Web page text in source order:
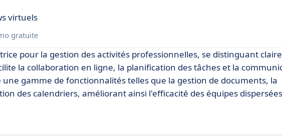
virtuels
gratuite
pour la gestion des activités professionnelles, se distinguant
la collaboration en ligne, la planification des tâches et la
gamme de fonctionnalités telles que la gestion de documents, la
des calendriers, améliorant ainsi l'efficacité des équipes